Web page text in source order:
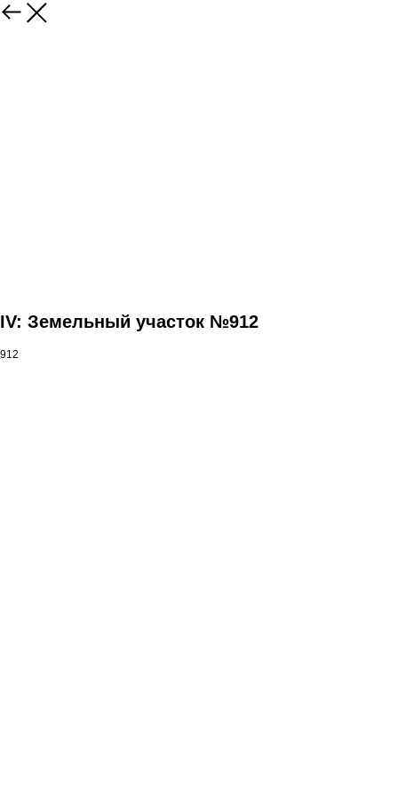
IV: Земельный участок №912
912